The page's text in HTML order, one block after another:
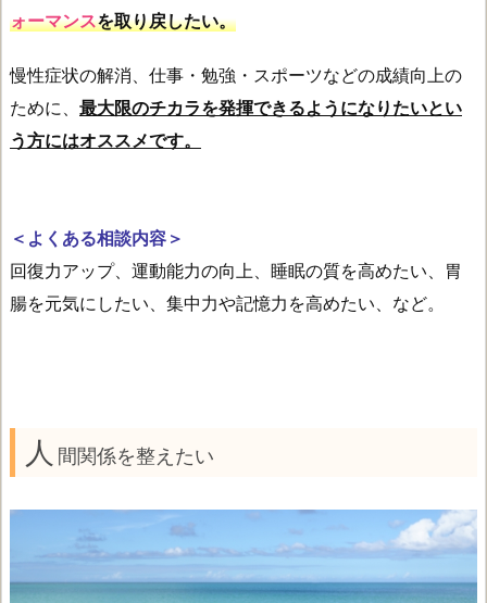
ォーマンスを取り戻したい。
慢性症状の解消、仕事・勉強・スポーツなどの成績向上の
ために、 最大限のチカラを発揮できるようになりたいとい
う方にはオススメです。
＜よくある相談内容＞
回復力アップ、運動能力の向上、睡眠の質を高めたい、胃
腸を元気にしたい、集中力や記憶力を高めたい、など。
人 間関係を整えたい